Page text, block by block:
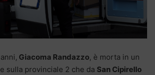
Giacoma Randazzo, è morta in un
sulla provinciale 2 che da San Cipirello